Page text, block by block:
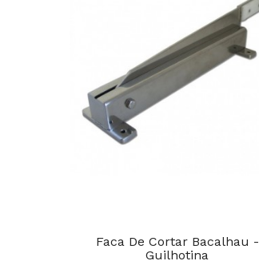
Faca De Cortar Bacalhau -
Guilhotina